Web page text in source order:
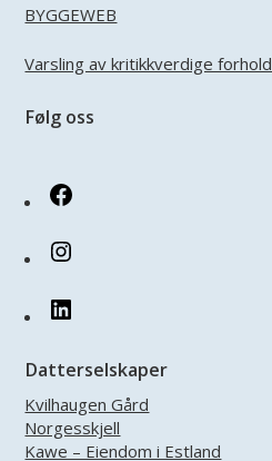
BYGGEWEB
Varsling av kritikkverdige forhold
Følg oss
Datterselskaper
Kvilhaugen Gård
Norgesskjell
Kawe – Eiendom i Estland